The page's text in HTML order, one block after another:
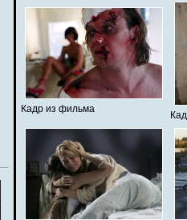
Кадр из фильма